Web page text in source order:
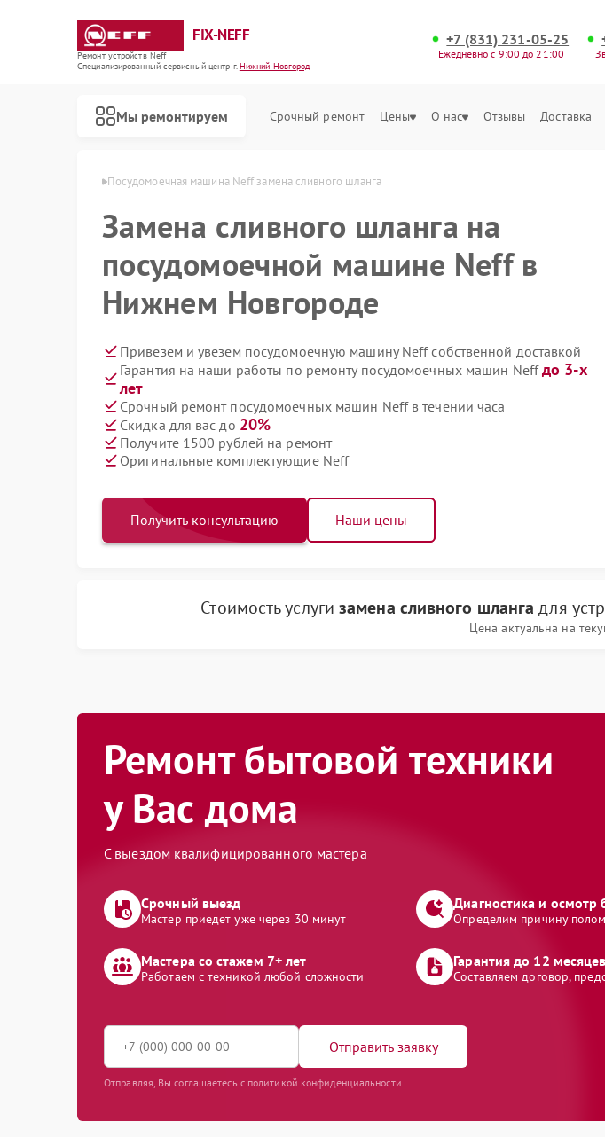
FIX-NEFF
Ремонт устройств Neff
Специализированный cервисный центр г.Нижний Новгород
+7 (831) 231-05-25
Ежедневно с 9:00 до 21:00
Мы ремонтируем Срочный ремонт Цены О нас Отзывы Доставка
Посудомоечная машина Neff замена сливного шланга
Замена сливного шланга на
посудомоечной машине Neff в
Нижнем Новгороде
Привезем и увезем посудомоечную машину Neff собственной доставкой
Гарантия на наши работы по ремонту посудомоечных машин Neffдо 3-х
лет
Срочный ремонт посудомоечных машин Neff в течении часа
Скидка для вас до 20%
Получите 1500 рублей на ремонт
Оригинальные комплектующие Neff
Получить консультацию Наши цены
Стоимость услугизамена сливного шланга для
Цена актуальна на
Ремонт бытовой техники
у Вас дома
С выездом квалифицированного мастера
Срочный выезд
Мастер приедет уже через 30 минут
Диагностика и осмотр
Определим причину
Мастера со стажем 7+ лет
Работаем с техникой любой сложности
Гарантия до 12 месяцев
Составляем договор,
Отправить заявку
Отправляя, Вы соглашаетесь с политикой конфиденциальности